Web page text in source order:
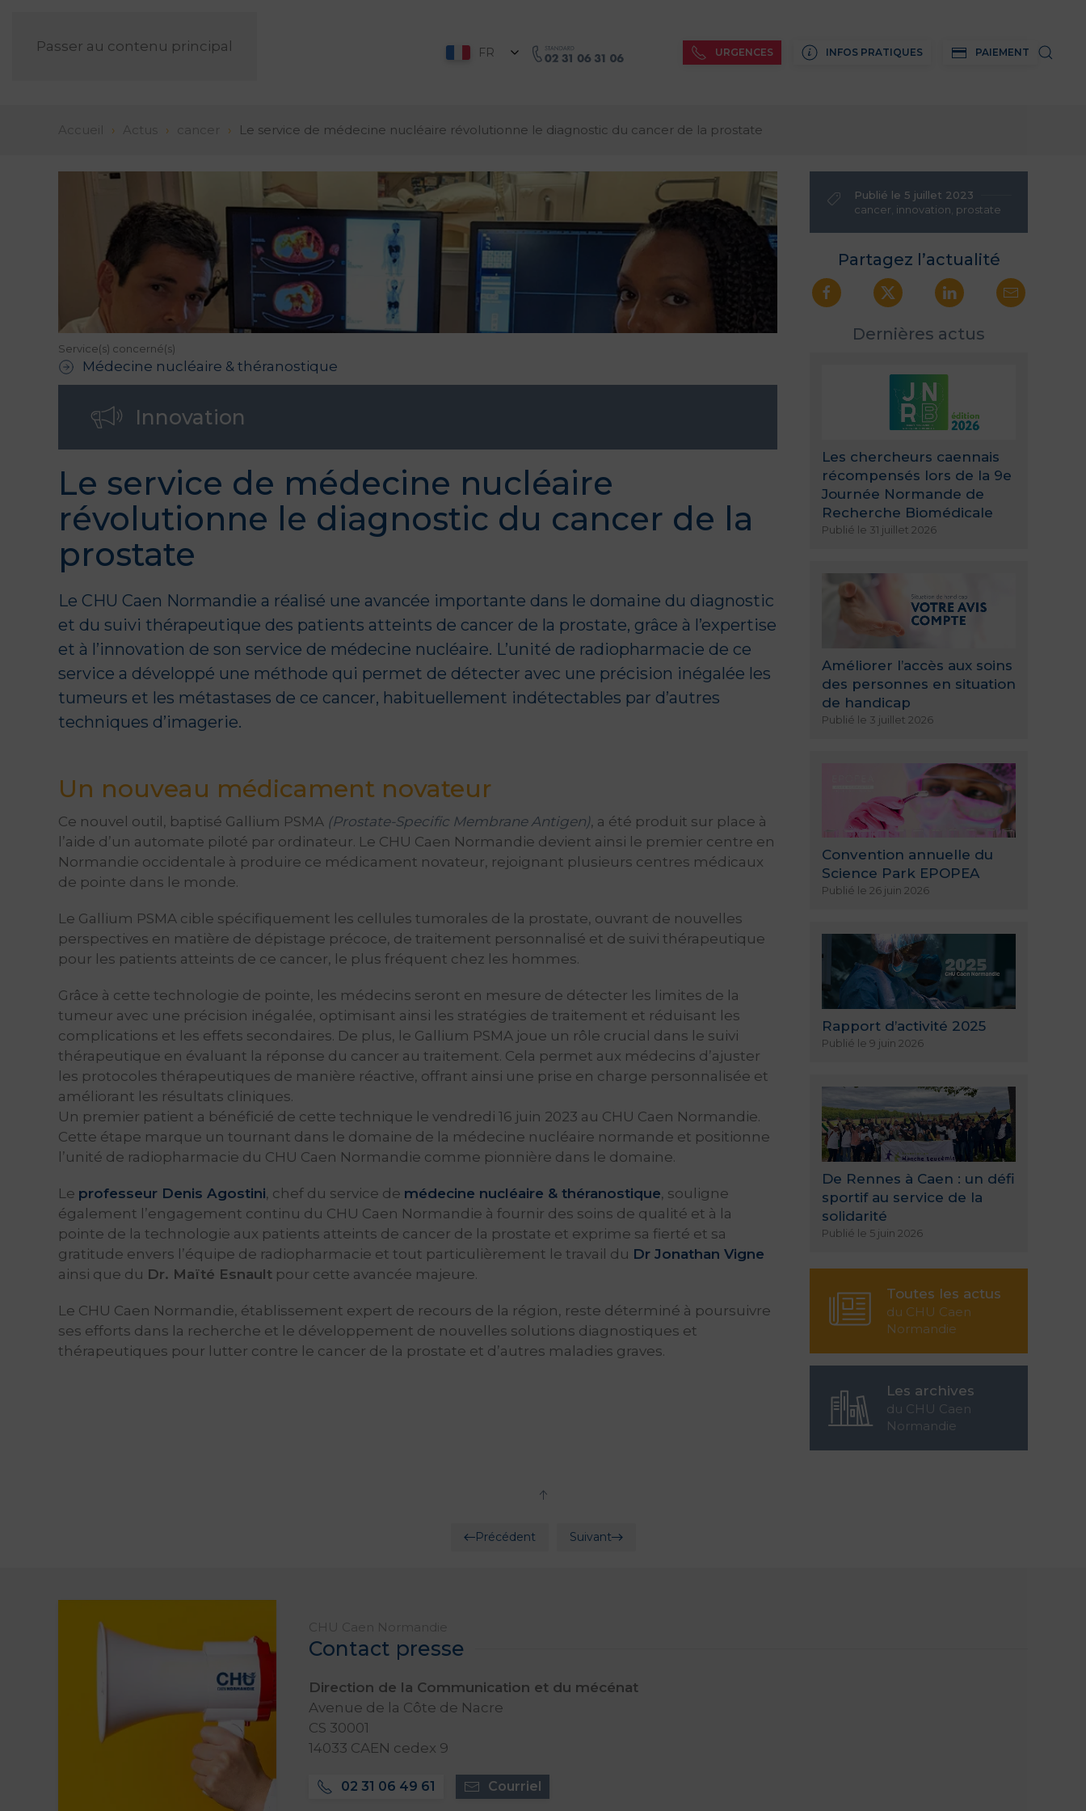
Passer au contenu principal FR URGENCES INFOS PRATIQUES PAIEMENT
Accueil Actus cancer Le service de médecine nucléaire révolutionne le diagnostic du cancer de la prostate
Service(s) concerné(s)
Médecine nucléaire & théranostique
Innovation
Le service de médecine nucléaire
révolutionne le diagnostic du cancer de la
prostate
Le CHU Caen Normandie a réalisé une avancée importante dans le domaine du diagnostic
et du suivi thérapeutique des patients atteints de cancer de la prostate, grâce à l’expertise
et à l’innovation de son service de médecine nucléaire. L’unité de radiopharmacie de ce
service a développé une méthode qui permet de détecter avec une précision inégalée les
tumeurs et les métastases de ce cancer, habituellement indétectables par d’autres
techniques d’imagerie.
Un nouveau médicament novateur
Ce nouvel outil, baptisé Gallium PSMA (Prostate-Specific Membrane Antigen), a été produit sur place à
l’aide d’un automate piloté par ordinateur. Le CHU Caen Normandie devient ainsi le premier centre en
Normandie occidentale à produire ce médicament novateur, rejoignant plusieurs centres médicaux
de pointe dans le monde.
Le Gallium PSMA cible spécifiquement les cellules tumorales de la prostate, ouvrant de nouvelles
perspectives en matière de dépistage précoce, de traitement personnalisé et de suivi thérapeutique
pour les patients atteints de ce cancer, le plus fréquent chez les hommes.
Grâce à cette technologie de pointe, les médecins seront en mesure de détecter les limites de la
tumeur avec une précision inégalée, optimisant ainsi les stratégies de traitement et réduisant les
complications et les effets secondaires. De plus, le Gallium PSMA joue un rôle crucial dans le suivi
thérapeutique en évaluant la réponse du cancer au traitement. Cela permet aux médecins d’ajuster
les protocoles thérapeutiques de manière réactive, offrant ainsi une prise en charge personnalisée et
améliorant les résultats cliniques.
Un premier patient a bénéficié de cette technique le vendredi 16 juin 2023 au CHU Caen Normandie.
Cette étape marque un tournant dans le domaine de la médecine nucléaire normande et positionne
l’unité de radiopharmacie du CHU Caen Normandie comme pionnière dans le domaine.
Le professeur Denis Agostini, chef du service de médecine nucléaire & théranostique, souligne
également l’engagement continu du CHU Caen Normandie à fournir des soins de qualité et à la
pointe de la technologie aux patients atteints de cancer de la prostate et exprime sa fierté et sa
gratitude envers l’équipe de radiopharmacie et tout particulièrement le travail du Dr Jonathan Vigne
ainsi que du Dr. Maïté Esnault pour cette avancée majeure.
Le CHU Caen Normandie, établissement expert de recours de la région, reste déterminé à poursuivre
ses efforts dans la recherche et le développement de nouvelles solutions diagnostiques et
thérapeutiques pour lutter contre le cancer de la prostate et d’autres maladies graves.
Publié le 5 juillet 2023
cancer innovation prostate
Partagez l’actualité
Dernières actus
Les chercheurs caennais
récompensés lors de la 9e
Journée Normande de
Recherche Biomédicale
Publié le 31 juillet 2026
Améliorer l’accès aux soins
des personnes en situation
de handicap
Publié le 3 juillet 2026
Convention annuelle du
Science Park EPOPEA
Publié le 26 juin 2026
Rapport d’activité 2025
Publié le 9 juin 2026
De Rennes à Caen : un défi
sportif au service de la
solidarité
Publié le 5 juin 2026
Toutes les actus
du CHU Caen
Normandie
Les archives
du CHU Caen
Normandie
Précédent Suivant
CHU Caen Normandie
Contact presse
Direction de la Communication et du mécénat
Avenue de la Côte de Nacre
CS 30001
14033 CAEN cedex 9
02 31 06 49 61 Courriel